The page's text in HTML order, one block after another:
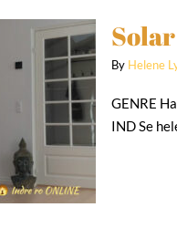
By Helene
GENRE
IND Se